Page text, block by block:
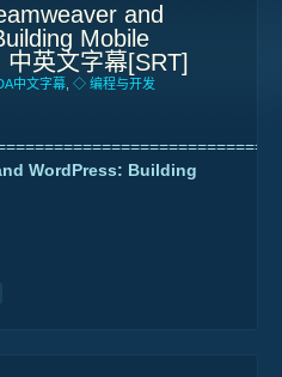
and
Mobile
中英文字幕[SRT]
中文字幕 ◇ 编程与开发
WordPress: Building